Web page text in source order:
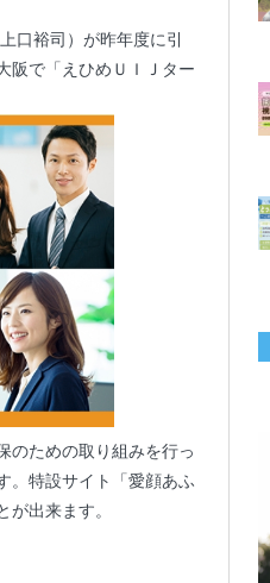
口裕司）が昨年度に引
阪で「えひめＵＩＪター
のための取り組みを行っ
。特設サイト「愛顔あふ
出来ます。